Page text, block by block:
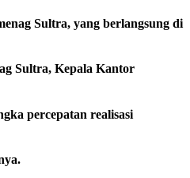
Sultra, yang berlangsung di
Sultra, Kepala Kantor
percepatan realisasi